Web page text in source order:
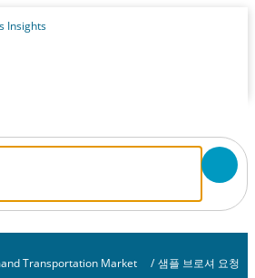
Transportation Market / 샘플 브로셔 요청